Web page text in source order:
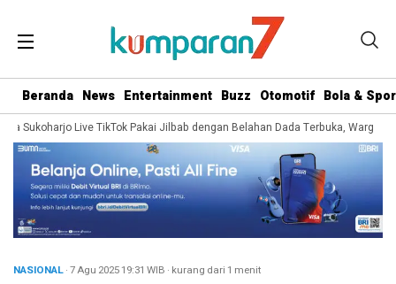
Beranda News Entertainment Buzz Otomotif Bola &
Live TikTok Pakai Jilbab dengan Belahan Dada Terbuka, Warganet
NASIONAL· 7 Agu 202519:31 WIB · kurang dari 1 menit